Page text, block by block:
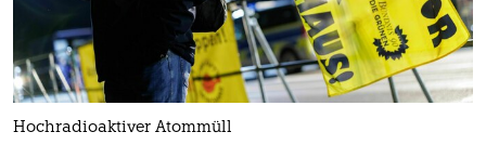
Hochradioaktiver Atommüll